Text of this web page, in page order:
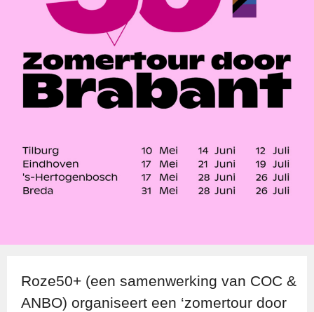
Roze50+ (een samenwerking van COC &
ANBO) organiseert een ‘zomertour door